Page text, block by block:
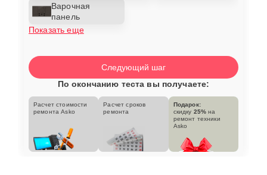
Варочная
панель
Показать еще
Следующий шаг
По окончанию теста вы получаете:
Расчет стоимости
ремонта Asko
Расчет сроков
ремонта
Подарок:
скидку 25% на
ремонт техники
Asko